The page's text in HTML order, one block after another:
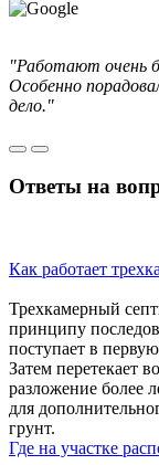
"Работают очень
Особенно
дело."
Ответы на
Как работает
Трехкамерный
принципу
поступает в
Затем перетекает
разложение более
для
грунт.
Где на участке